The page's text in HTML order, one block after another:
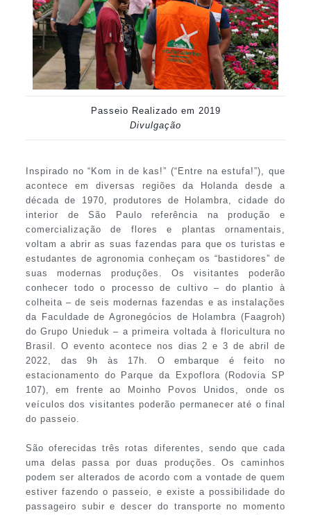
Passeio Realizado em 2019
Divulgação
Inspirado no “Kom in de kas!” (“Entre na estufa!”), que
acontece em diversas regiões da Holanda desde a
década de 1970, produtores de Holambra, cidade do
interior de São Paulo referência na produção e
comercialização de flores e plantas ornamentais,
voltam a abrir as suas fazendas para que os turistas e
estudantes de agronomia conheçam os “bastidores” de
suas modernas produções. Os visitantes poderão
conhecer todo o processo de cultivo – do plantio à
colheita – de seis modernas fazendas e as instalações
da Faculdade de Agronegócios de Holambra (Faagroh)
do Grupo Unieduk – a primeira voltada à floricultura no
Brasil. O evento acontece nos dias 2 e 3 de abril de
2022, das 9h às 17h. O embarque é feito no
estacionamento do Parque da Expoflora (Rodovia SP
107), em frente ao Moinho Povos Unidos, onde os
veículos dos visitantes poderão permanecer até o final
do passeio.
São oferecidas três rotas diferentes, sendo que cada
uma delas passa por duas produções. Os caminhos
podem ser alterados de acordo com a vontade de quem
estiver fazendo o passeio, e existe a possibilidade do
passageiro subir e descer do transporte no momento